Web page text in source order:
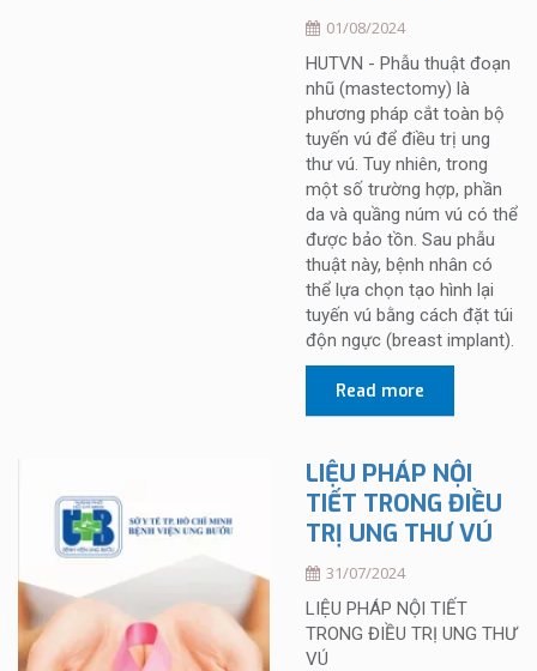
01/08/2024
HUTVN - Phẫu thuật đoạn
nhũ (mastectomy) là
phương pháp cắt toàn bộ
tuyến vú để điều trị ung
thư vú. Tuy nhiên, trong
một số trường hợp, phần
da và quầng núm vú có thể
được bảo tồn. Sau phẫu
thuật này, bệnh nhân có
thể lựa chọn tạo hình lại
tuyến vú bằng cách đặt túi
độn ngực (breast implant).
Read more
LIỆU PHÁP NỘI
TIẾT TRONG ĐIỀU
TRỊ UNG THƯ VÚ
31/07/2024
LIỆU PHÁP NỘI TIẾT
TRONG ĐIỀU TRỊ UNG THƯ
VÚ